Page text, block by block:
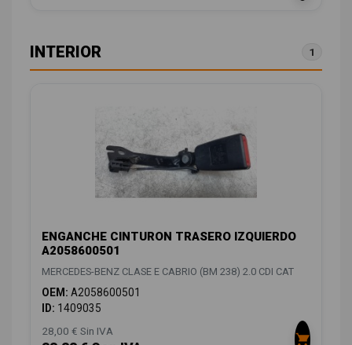
INTERIOR 1
ENGANCHE CINTURON TRASERO IZQUIERDO
A2058600501
MERCEDES-BENZ CLASE E CABRIO (BM 238) 2.0 CDI CAT
OEM: A2058600501
ID: 1409035
28,00 € Sin IVA